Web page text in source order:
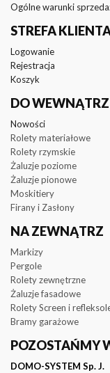
Ogólne warunki
STREFA
Logowanie
Rejestracja
Koszyk
DO WEWNĄTRZ
Nowości
Rolety materiałowe
Rolety rzymskie
Żaluzje poziome
Żaluzje pionowe
Moskitiery
Firany i Zasłony
NA ZEWNĄTRZ
Markizy
Pergole
Rolety zewnętrzne
Żaluzje fasadowe
Rolety Screen i
Bramy garażowe
POZOSTAŃMY
DOMO-SYSTEM Sp. J.